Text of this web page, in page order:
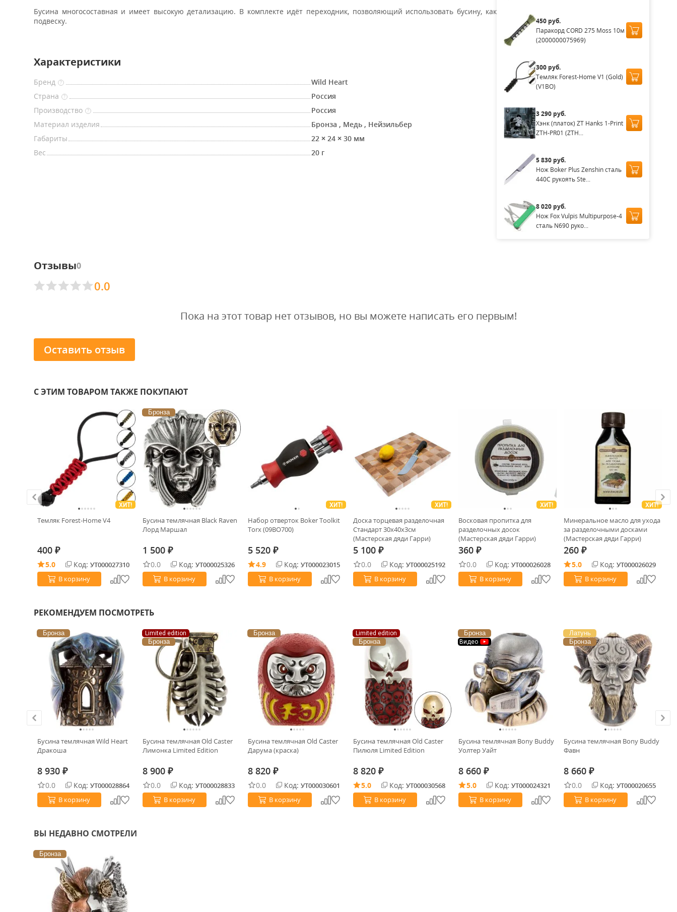
Бусина многосоставная и имеет высокую детализацию. В комплекте идёт переходник, позволяющий использовать бусину, как
подвеску.
Характеристики
Бренд ?
Wild Heart
Страна
?
Россия
Производство
?
Россия
Материал изделия
Бронза , Медь , Нейзильбер
Габариты
22 × 24 × 30 мм
Вес
20 г
450 руб.
Паракорд CORD 275 Moss 10м
(2000000075969)
300 руб.
Темляк Forest-Home V1 (Gold)
(V1BO)
3 290 руб.
Хэнк (платок) ZT Hanks 1-Print
ZTH-PR01 (ZTH...
5 830 руб.
Нож Boker Plus Zenshin сталь
440C рукоять Ste...
8 020 руб.
Нож Fox Vulpis Multipurpose-4
сталь N690 руко...
Отзывы0
0.0
Пока на этот товар нет отзывов, но вы можете написать его первым!
Оставить отзыв
С ЭТИМ ТОВАРОМ ТАКЖЕ ПОКУПАЮТ
ХИТ!
Темляк Forest-Home V4
400 ₽
5.0 Код: УТ000027310
В корзину
Бронза
Бусина темлячная Black Raven
Лорд Маршал
1 500 ₽
0.0 Код: УТ000025326
В корзину
ХИТ!
Набор отверток Boker Toolkit
Torx (09BO700)
5 520 ₽
4.9 Код: УТ000023015
В корзину
ХИТ!
Доска торцевая разделочная
Стандарт 30х40х3см
(Мастерская дяди Гарри)
5 100 ₽
0.0 Код: УТ000025192
В корзину
ХИТ!
Восковая пропитка для
разделочных досок
(Мастерская дяди Гарри)
360 ₽
0.0 Код: УТ000026028
В корзину
ХИТ!
Минеральное масло для ухода
за разделочными досками
(Мастерская дяди Гарри)
260 ₽
5.0 Код: УТ000026029
В корзину
РЕКОМЕНДУЕМ ПОСМОТРЕТЬ
Бронза
Бусина темлячная Wild Heart
Дракоша
8 930 ₽
0.0 Код: УТ000028864
В корзину
Limited edition
Бронза
Бусина темлячная Old Caster
Лимонка Limited Edition
8 900 ₽
0.0 Код: УТ000028833
В корзину
Бронза
Бусина темлячная Old Caster
Дарума (краска)
8 820 ₽
0.0 Код: УТ000030601
В корзину
Limited edition
Бронза
Бусина темлячная Old Caster
Пилюля Limited Edition
8 820 ₽
5.0 Код: УТ000030568
В корзину
Бронза
Видео
Бусина темлячная Bony Buddy
Уолтер Уайт
8 660 ₽
5.0 Код: УТ000024321
В корзину
Латунь
Бронза
Бусина темлячная Bony Buddy
Фавн
8 660 ₽
0.0 Код: УТ000020655
В корзину
ВЫ НЕДАВНО СМОТРЕЛИ
Бронза